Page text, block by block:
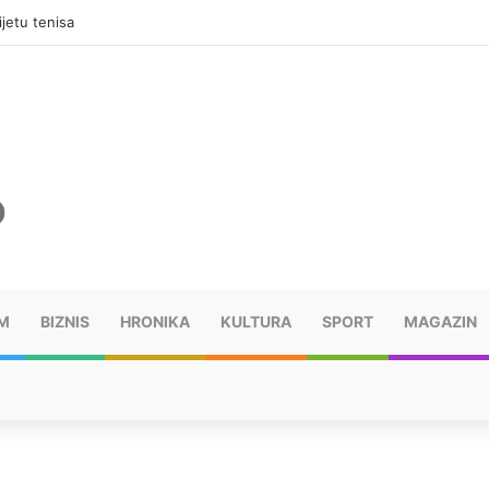
mora platiti 10.000 KM
BIZNIS HRONIKA KULTURA SPORT MAGAZIN